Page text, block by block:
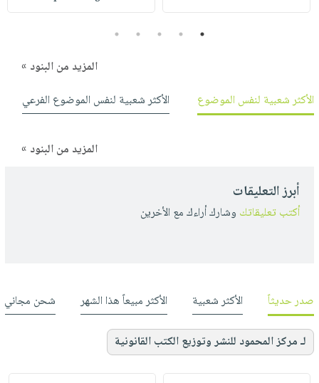
فيديوهات
خدمات
نيل
تواصل
معنا
الإصدارات
1
2
3
4
5
المزيد من البنود »
الأكثر شعبية لنفس الموضوع
الأكثر شعبية لنفس الموضوع الفرعي
المزيد من البنود »
أبرز التعليقات
أكتب تعليقاتك وشارك أراءك مع الأخرين
صدر حديثاً الأكثر شعبية الأكثر مبيعاً هذا الشهر شحن مجاني
لـ مركز المحمود للنشر وتوزيع الكتب القانونية